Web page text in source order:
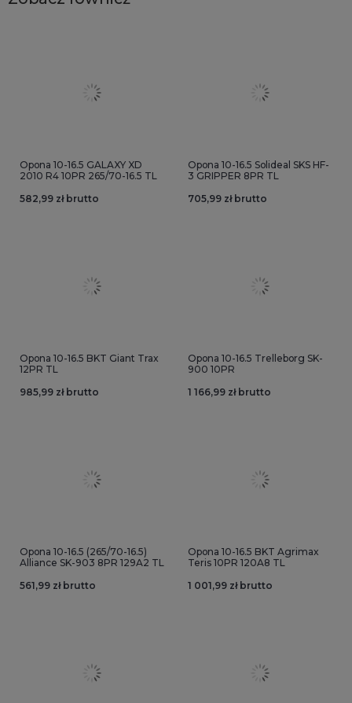
Opona 10-16.5 GALAXY XD
2010 R4 10PR 265/70-16.5 TL
582,99 zł brutto
Opona 10-16.5 Solideal SKS HF-
3 GRIPPER 8PR TL
705,99 zł brutto
Opona 10-16.5 BKT Giant Trax
12PR TL
985,99 zł brutto
Opona 10-16.5 Trelleborg SK-
900 10PR
1 166,99 zł brutto
Opona 10-16.5 (265/70-16.5)
Alliance SK-903 8PR 129A2 TL
561,99 zł brutto
Opona 10-16.5 BKT Agrimax
Teris 10PR 120A8 TL
1 001,99 zł brutto